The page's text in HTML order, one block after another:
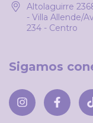
Altolaguirre
- Villa Allende/
234 - Centro
Sigamos